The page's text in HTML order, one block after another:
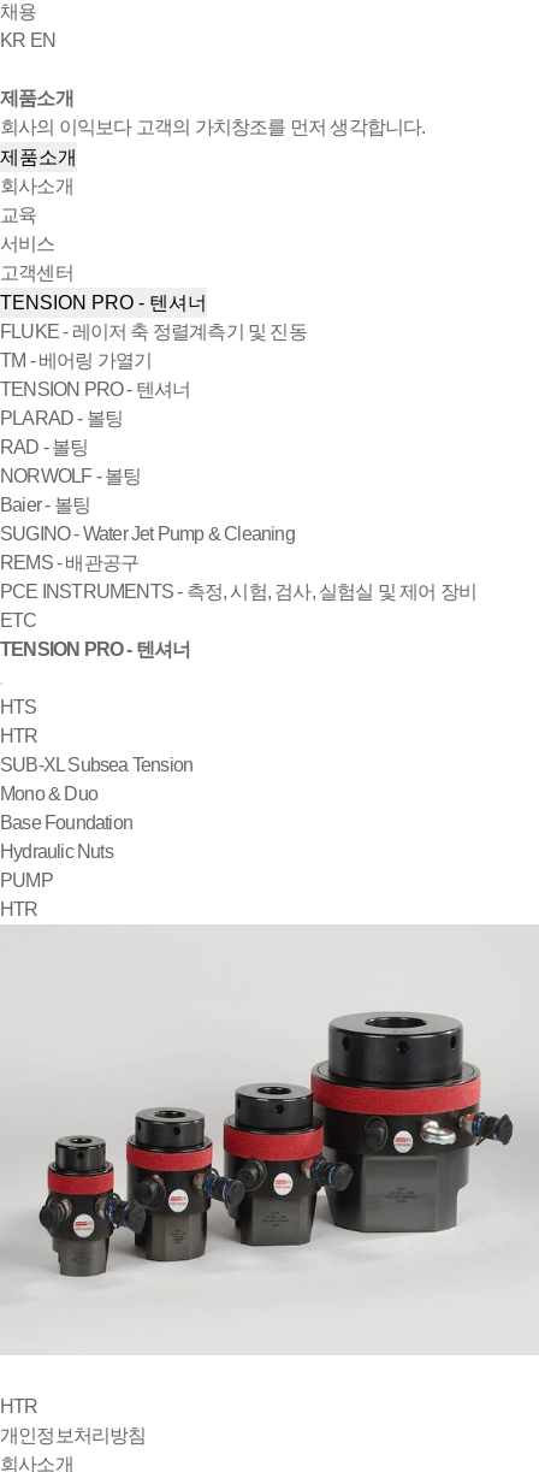
채용
KR EN
제품소개
회사의 이익보다 고객의 가치창조를 먼저 생각합니다.
제품소개
회사소개
교육
서비스
고객센터
TENSION PRO - 텐셔너
FLUKE - 레이저 축 정렬계측기 및 진동
TM - 베어링 가열기
TENSION PRO - 텐셔너
PLARAD - 볼팅
RAD - 볼팅
NORWOLF - 볼팅
Baier - 볼팅
SUGINO - Water Jet Pump & Cleaning
REMS - 배관공구
PCE INSTRUMENTS - 측정, 시험, 검사, 실험실 및 제어 장비
ETC
TENSION PRO - 텐셔너
HTS
HTR
SUB-XL Subsea Tension
Mono & Duo
Base Foundation
Hydraulic Nuts
PUMP
HTR
HTR
개인정보처리방침
회사소개